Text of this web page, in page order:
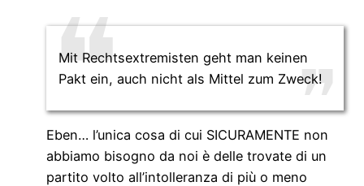
Mit Rechtsextremisten geht man keinen
Pakt ein, auch nicht als Mittel zum Zweck!
Eben… l’unica cosa di cui SICURAMENTE non
abbiamo bisogno da noi è delle trovate di un
partito volto all’intolleranza di più o meno